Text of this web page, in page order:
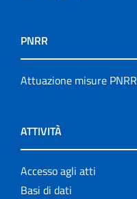
PNRR
Attuazione misure PNRR
ATTIVITÀ
Accesso agli atti
Basi di dati